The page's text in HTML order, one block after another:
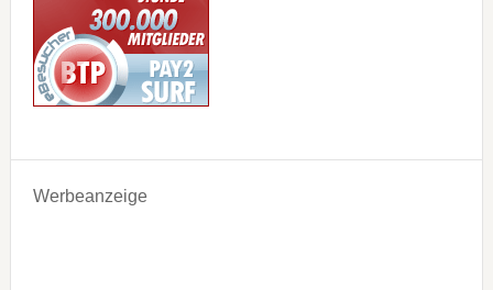
Werbeanzeige